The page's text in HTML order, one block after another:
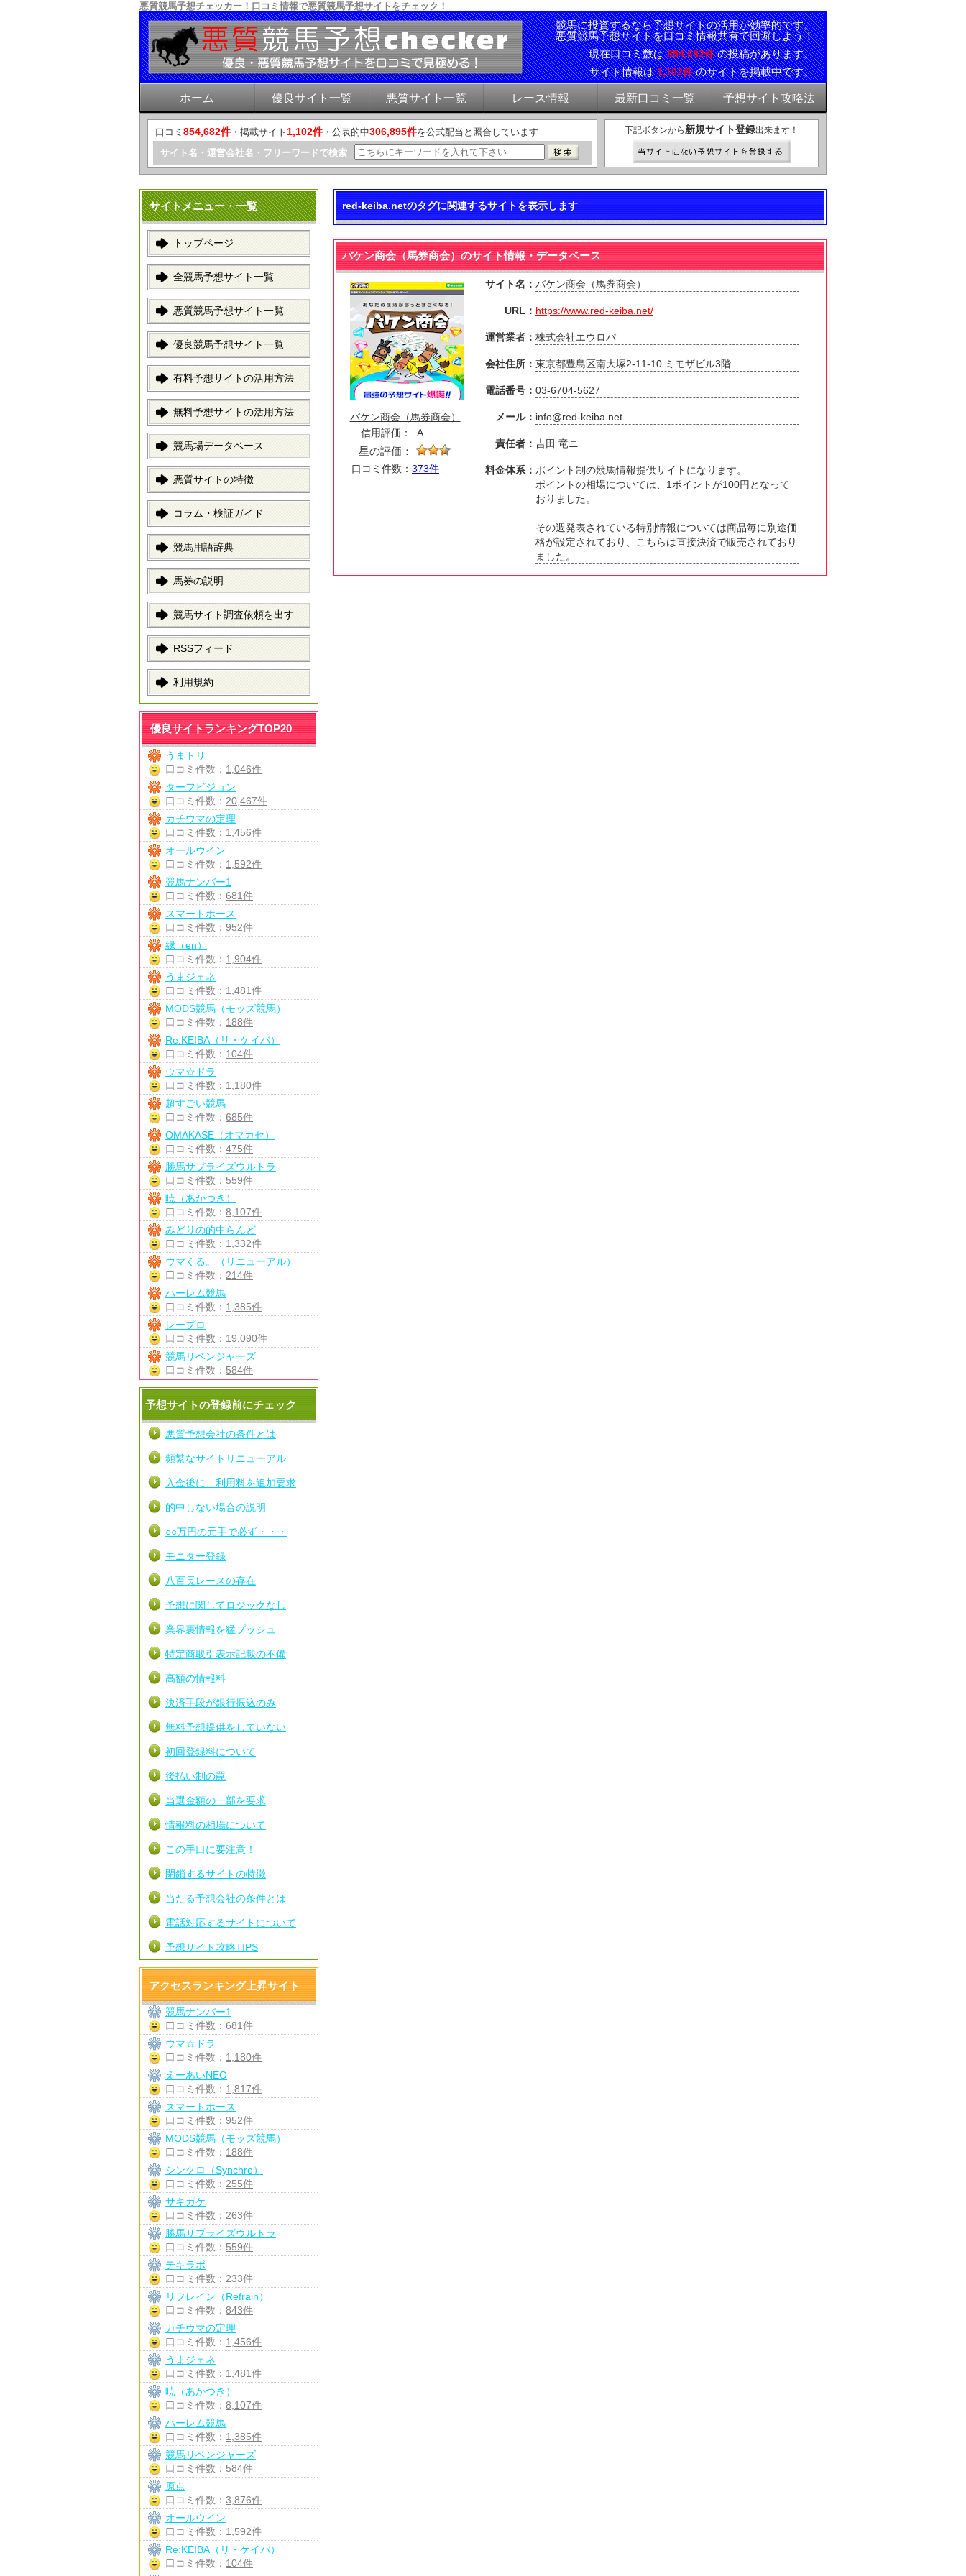
悪質競馬予想チェッカー！口コミ情報で悪質競馬予想サイトをチェック！
競馬に投資するなら予想サイトの活用が効率的です。
悪質競馬予想サイトを口コミ情報共有で回避しよう！
現在口コミ数は854,682件の投稿があります。
サイト情報は1,102件のサイトを掲載中です。
ホーム 優良サイト一覧 悪質サイト一覧 レース情報 最新口コミ一覧 予想サイト攻略法
口コミ 854,682件・掲載サイト 1,102件・公表的中306,895件を公式配当と照合しています
サイト名・運営会社名・フリーワードで検索
下記ボタンから 新規サイト登録出来ます！
サイトメニュー・一覧
トップページ
全競馬予想サイト一覧
悪質競馬予想サイト一覧
優良競馬予想サイト一覧
有料予想サイトの活用方法
無料予想サイトの活用方法
競馬場データベース
悪質サイトの特徴
コラム・検証ガイド
競馬用語辞典
馬券の説明
競馬サイト調査依頼を出す
RSSフィード
利用規約
優良サイトランキングTOP20
うまトリ
口コミ件数： 1,046件
ターフビジョン
口コミ件数： 20,467件
カチウマの定理
口コミ件数： 1,456件
オールウイン
口コミ件数： 1,592件
競馬ナンバー1
口コミ件数： 681件
スマートホース
口コミ件数： 952件
縁（en）
口コミ件数： 1,904件
うまジェネ
口コミ件数： 1,481件
MODS競馬（モッズ競馬）
口コミ件数： 188件
Re:KEIBA（リ・ケイバ）
口コミ件数： 104件
ウマ☆ドラ
口コミ件数： 1,180件
超すごい競馬
口コミ件数： 685件
OMAKASE（オマカセ）
口コミ件数： 475件
勝馬サプライズウルトラ
口コミ件数： 559件
暁（あかつき）
口コミ件数： 8,107件
みどりの的中らんど
口コミ件数： 1,332件
ウマくる。（リニューアル）
口コミ件数： 214件
ハーレム競馬
口コミ件数： 1,385件
レープロ
口コミ件数： 19,090件
競馬リベンジャーズ
口コミ件数： 584件
予想サイトの登録前にチェック
悪質予想会社の条件とは
頻繁なサイトリニューアル
入金後に、利用料を追加要求
的中しない場合の説明
○○万円の元手で必ず・・・
モニター登録
八百長レースの存在
予想に関してロジックなし
業界裏情報を猛プッシュ
特定商取引表示記載の不備
高額の情報料
決済手段が銀行振込のみ
無料予想提供をしていない
初回登録料について
後払い制の罠
当選金額の一部を要求
情報料の相場について
この手口に要注意！
閉鎖するサイトの特徴
当たる予想会社の条件とは
電話対応するサイトについて
予想サイト攻略TIPS
アクセスランキング上昇サイト
競馬ナンバー1
口コミ件数： 681件
ウマ☆ドラ
口コミ件数： 1,180件
えーあいNEO
口コミ件数： 1,817件
スマートホース
口コミ件数： 952件
MODS競馬（モッズ競馬）
口コミ件数： 188件
シンクロ（Synchro）
口コミ件数： 255件
サキガケ
口コミ件数： 263件
勝馬サプライズウルトラ
口コミ件数： 559件
テキラボ
口コミ件数： 233件
リフレイン（Refrain）
口コミ件数： 843件
カチウマの定理
口コミ件数： 1,456件
うまジェネ
口コミ件数： 1,481件
暁（あかつき）
口コミ件数： 8,107件
ハーレム競馬
口コミ件数： 1,385件
競馬リベンジャーズ
口コミ件数： 584件
原点
口コミ件数： 3,876件
オールウイン
口コミ件数： 1,592件
Re:KEIBA（リ・ケイバ）
口コミ件数： 104件
red-keiba.netのタグに関連するサイトを表示します
バケン商会（馬券商会）のサイト情報・データベース
バケン商会（馬券商会）
信用評価：
A
星の評価：
口コミ件数： 373件
サイト名： バケン商会（馬券商会）
URL： https://www.red-keiba.net/
運営業者： 株式会社エウロパ
会社住所： 東京都豊島区南大塚2-11-10 ミモザビル3階
電話番号： 03-6704-5627
メール： info@red-keiba.net
責任者： 吉田 竜ニ
料金体系： ポイント制の競馬情報提供サイトになります。
ポイントの相場については、1ポイントが100円となって
おりました。
その週発表されている特別情報については商品毎に別途価
格が設定されており、こちらは直接決済で販売されており
ました。